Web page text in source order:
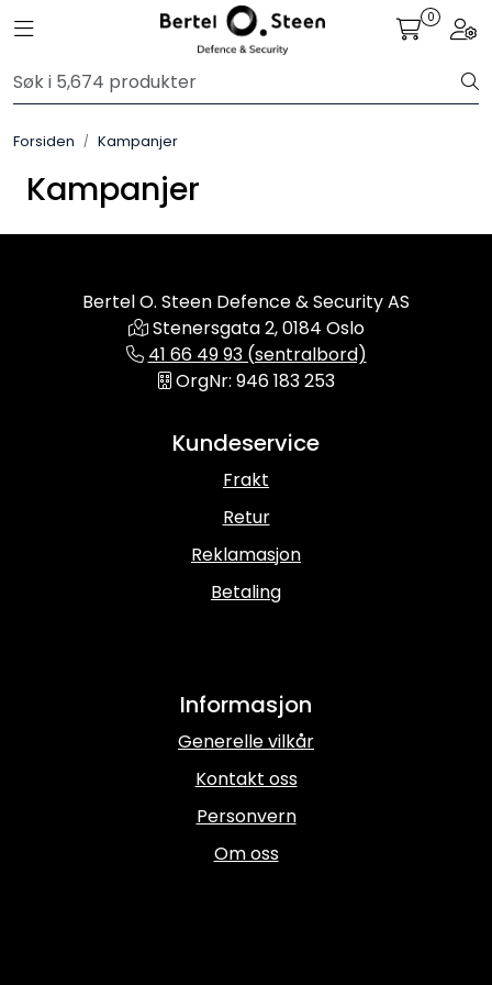
Skip to main content
Toggle navigation 0
Forsiden Kampanjer
Kampanjer
Bertel O. Steen Defence & Security AS
Stenersgata 2, 0184 Oslo
41 66 49 93 (sentralbord)
OrgNr: 946 183 253
Kundeservice
Frakt
Retur
Reklamasjon
Betaling
Informasjon
Generelle vilkår
Kontakt oss
Personvern
Om oss
Sko
Bekledning
Lys og Lykter
Beskyttelsesutstyr
Bagger og sekker